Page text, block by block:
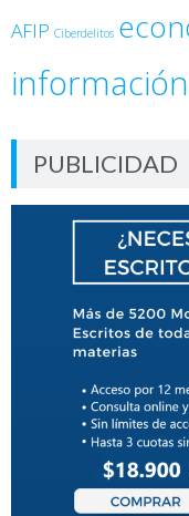
AFIP Ciberdelitos
información
PUBLICIDAD